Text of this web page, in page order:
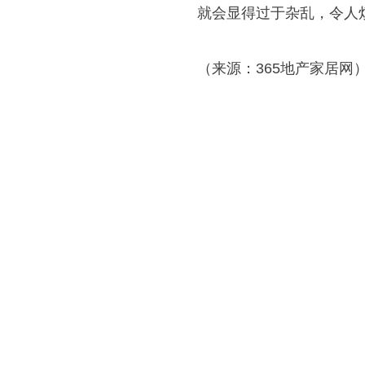
就会显得过于杂乱，令人
（来源：365地产家居网）